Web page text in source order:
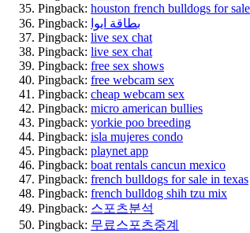
Pingback: houston french bulldogs for sale
Pingback: بطاقة ايوا
Pingback: live sex chat
Pingback: live sex chat
Pingback: free sex shows
Pingback: free webcam sex
Pingback: cheap webcam sex
Pingback: micro american bullies
Pingback: yorkie poo breeding
Pingback: isla mujeres condo
Pingback: playnet app
Pingback: boat rentals cancun mexico
Pingback: french bulldogs for sale in texas
Pingback: french bulldog shih tzu mix
Pingback: 스포츠분석
Pingback: 무료스포츠중계